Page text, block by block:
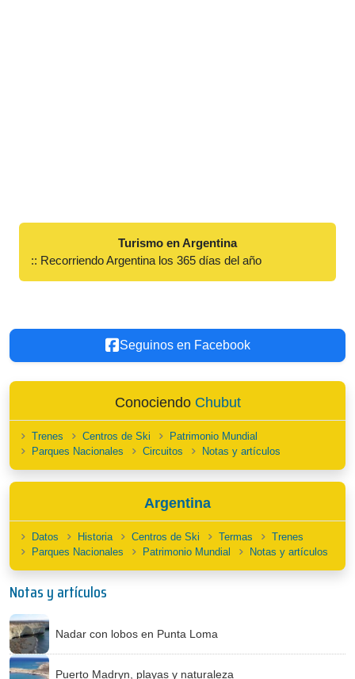
Turismo en Argentina
:: Recorriendo Argentina los 365 días del año
Seguinos en Facebook
Conociendo Chubut
Trenes Centros de Ski
Patrimonio Mundial
Parques Nacionales
Circuitos Notas y artículos
Argentina
Datos Historia Centros de Ski Termas
Trenes
Parques Nacionales
Patrimonio Mundial Notas y artículos
Notas y artículos
Nadar con lobos en Punta Loma
Puerto Madryn, playas y naturaleza